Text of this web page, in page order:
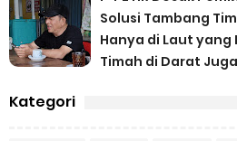
Solusi Tambang
Hanya di Laut
Timah di Darat
Kategori